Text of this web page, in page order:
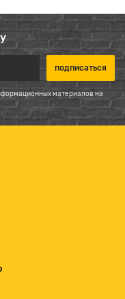
материалов на